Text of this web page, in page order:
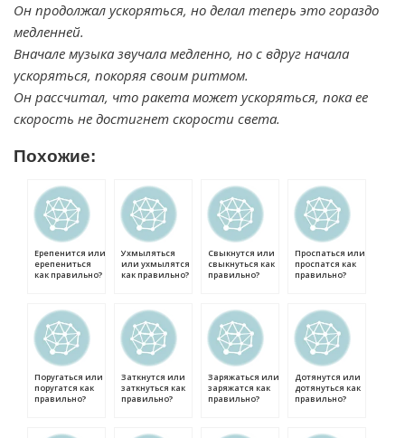
Он продолжал ускоряться, но делал теперь это гораздо
медленней.
Вначале музыка звучала медленно, но с вдруг начала
ускоряться, покоряя своим ритмом.
Он рассчитал, что ракета может ускоряться, пока ее
скорость не достигнет скорости света.
Похожие:
Ерепенится или
ерепениться
как правильно?
Ухмыляться
или ухмылятся
как правильно?
Свыкнутся или
свыкнуться как
правильно?
Проспаться или
проспатся как
правильно?
Поругаться или
поругатся как
правильно?
Заткнутся или
заткнуться как
правильно?
Заряжаться или
заряжатся как
правильно?
Дотянутся или
дотянуться как
правильно?